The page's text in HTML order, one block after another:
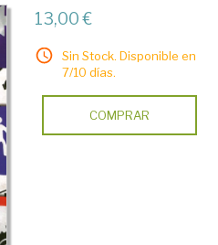
13,00 €
Sin Stock. Disponible en
7/10 días.
COMPRAR